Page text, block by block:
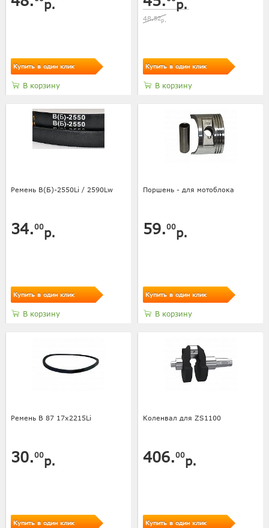
р.
Купить в один клик
В корзину
р.
48.52р.
Купить в один клик
В корзину
Ремень В(Б)-2550Li / 2590Lw
34.00р.
Купить в один клик
В корзину
Поршень - для мотоблока
59.00р.
Купить в один клик
В корзину
Ремень B 87 17x2215Li
30.00р.
Купить в один клик
Коленвал для ZS1100
406.00р.
Купить в один клик